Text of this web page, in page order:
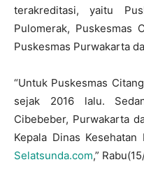
terakreditasi, yaitu
Pulomerak, Puskesmas
Puskesmas Purwakarta
“Untuk Puskesmas
sejak 2016 lalu.
Cibebeber, Purwakarta
Kepala Dinas
Selatsunda.com,”